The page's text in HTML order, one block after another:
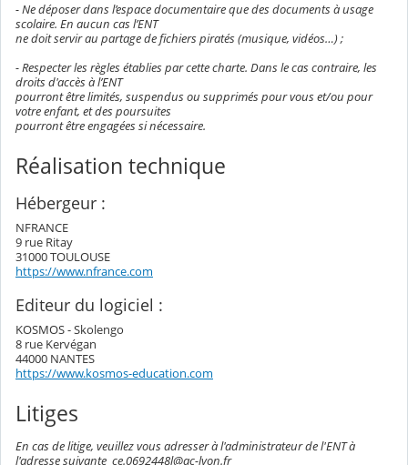
- Ne déposer dans l’espace documentaire que des documents à usage
scolaire. En aucun cas l’ENT
ne doit servir au partage de fichiers piratés (musique, vidéos…) ;
- Respecter les règles établies par cette charte. Dans le cas contraire, les
droits d'accès à l’ENT
pourront être limités, suspendus ou supprimés pour vous et/ou pour
votre enfant, et des poursuites
pourront être engagées si nécessaire.
Réalisation technique
Hébergeur :
NFRANCE
9 rue Ritay
31000 TOULOUSE
https://www.nfrance.com
Editeur du logiciel :
KOSMOS - Skolengo
8 rue Kervégan
44000 NANTES
https://www.kosmos-education.com
Litiges
En cas de litige, veuillez vous adresser à l'administrateur de l'ENT à
l'adresse suivante ce.0692448l@ac-lyon.fr